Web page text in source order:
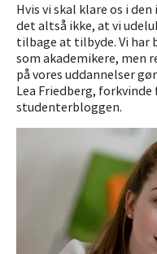
Hvis vi skal klare os i
det altså ikke, at vi
tilbage at tilbyde. Vi
som akademikere, men
på vores uddannelser
Lea Friedberg, forkvinde
studenterbloggen.